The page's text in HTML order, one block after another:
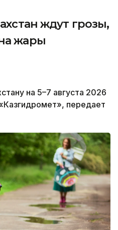
ждут грозы,
жары
на 5–7 августа 2026
передает